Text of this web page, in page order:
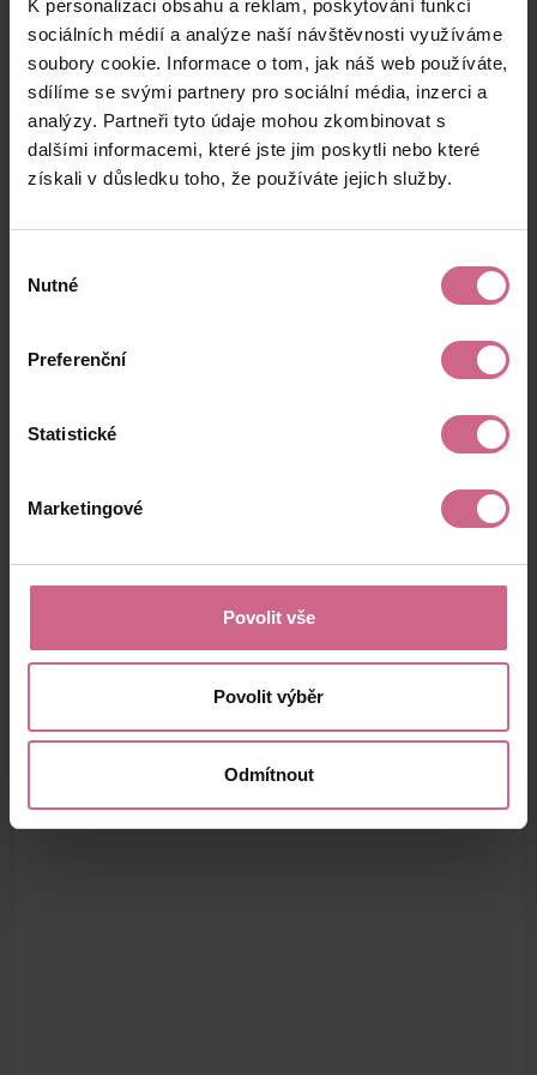
K personalizaci obsahu a reklam, poskytování funkcí
sociálních médií a analýze naší návštěvnosti využíváme
soubory cookie. Informace o tom, jak náš web používáte,
sdílíme se svými partnery pro sociální média, inzerci a
analýzy. Partneři tyto údaje mohou zkombinovat s
dalšími informacemi, které jste jim poskytli nebo které
získali v důsledku toho, že používáte jejich služby.
souhlasu
Nutné
Preferenční
Statistické
Marketingové
Povolit vše
Povolit výběr
Odmítnout
Z****
H****
9. 7. 2024
21:14:05
V****
100 Kč
9. 7. 2024
20:24:46
280 Kč
M****
K****
100 Kč
9. 7. 2024
19:30:41
280 Kč
keyboard_arrow_left keyboard_arrow_right